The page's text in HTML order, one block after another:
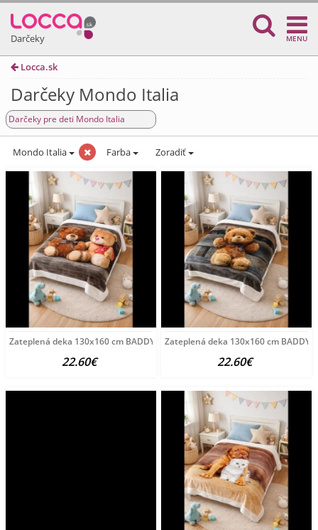
Darčeky MENU
Locca.sk
Darčeky Mondo Italia
Darčeky pre deti Mondo Italia
Mondo Italia Farba Zoradiť
Zateplená deka 130x160 cm BADDY V. 130 x 160 cm
22.60€
Zateplená deka 130x160 cm BADDY
22.60€